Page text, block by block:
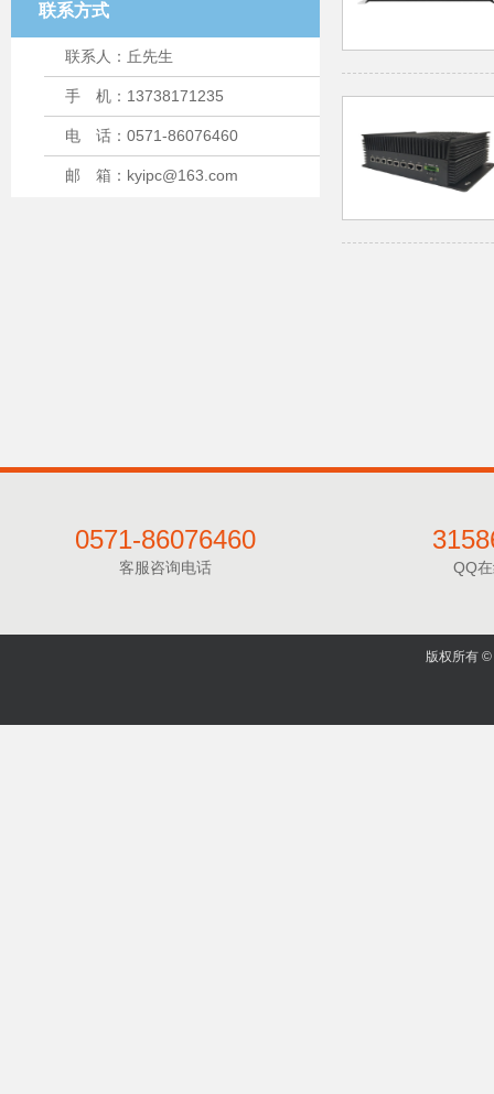
联系方式
联系人：丘先生
手 机：13738171235
电 话：0571-86076460
邮 箱：kyipc@163.com
0571-86076460
客服咨询电话 QQ
版权所有